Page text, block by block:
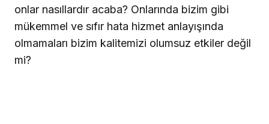
onlar nasıllardır acaba? Onlarında bizim gibi
mükemmel ve sıfır hata hizmet anlayışında
olmamaları bizim kalitemizi olumsuz etkiler değil
mi?